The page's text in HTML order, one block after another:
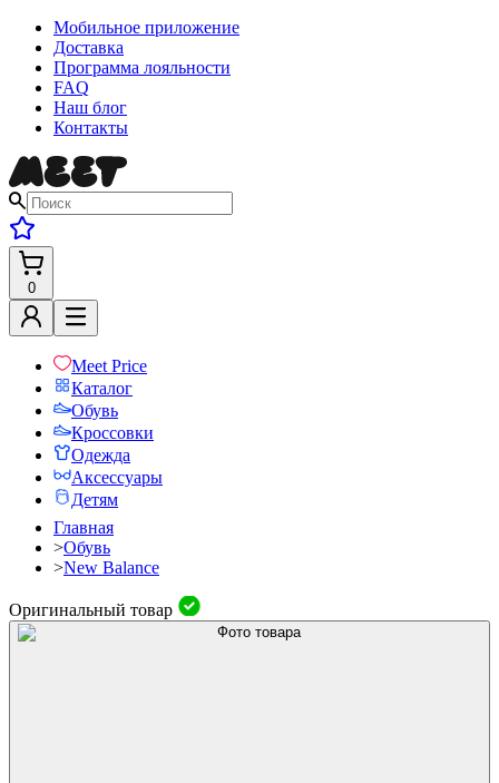
Мобильное приложение
Доставка
Программа лояльности
FAQ
Наш блог
Контакты
0
Meet Price
Каталог
Обувь
Кроссовки
Одежда
Аксессуары
Детям
Главная
>Обувь
>New Balance
Оригинальный товар